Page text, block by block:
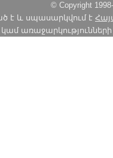
© Copyright
է և սպասարկվում է
առաջարկությունների